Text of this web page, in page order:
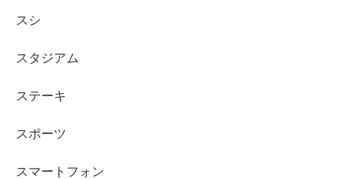
スシ
スタジアム
ステーキ
スポーツ
スマートフォン